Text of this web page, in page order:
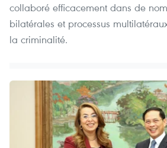
collaboré efficacement dans de
bilatérales et processus
la criminalité.